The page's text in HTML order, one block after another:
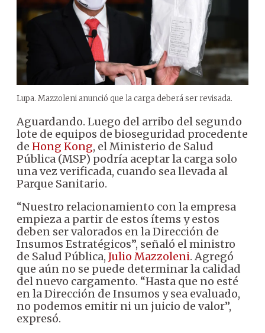
Lupa. Mazzoleni anunció que la carga deberá ser revisada.
Aguardando. Luego del arribo del segundo
lote de equipos de bioseguridad procedente
de Hong Kong, el Ministerio de Salud
Pública (MSP) podría aceptar la carga solo
una vez verificada, cuando sea llevada al
Parque Sanitario.
“Nuestro relacionamiento con la empresa
empieza a partir de estos ítems y estos
deben ser valorados en la Dirección de
Insumos Estratégicos”, señaló el ministro
de Salud Pública, Julio Mazzoleni. Agregó
que aún no se puede determinar la calidad
del nuevo cargamento. “Hasta que no esté
en la Dirección de Insumos y sea evaluado,
no podemos emitir ni un juicio de valor”,
expresó.